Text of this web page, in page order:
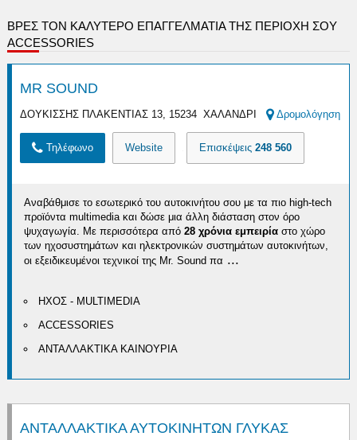
ΒΡΕΣ ΤΟΝ ΚΑΛΎΤΕΡΟ ΕΠΑΓΓΕΛΜΑΤΊΑ ΤΗΣ ΠΕΡΙΟΧΉ ΣΟΥ
ACCESSORIES
MR SOUND
ΔΟΥΚΙΣΣΗΣ ΠΛΑΚΕΝΤΙΑΣ 13, 15234 ΧΑΛΑΝΔΡΙ Δρομολόγηση
Τηλέφωνο Website Επισκέψεις248 560
Αναβάθμισε το εσωτερικό του αυτοκινήτου σου με τα πιο high-tech
προϊόντα multimedia και δώσε μια άλλη διάσταση στον όρο
ψυχαγωγία. Με περισσότερα από28 χρόνια εμπειρία στο χώρο
των ηχοσυστημάτων και ηλεκτρονικών συστημάτων αυτοκινήτων,
οι εξειδικευμένοι τεχνικοί της Mr. Sound πα ...
ΗΧΟΣ - MULTIMEDIA
ACCESSORIES
ΑΝΤΑΛΛΑΚΤΙΚΑ ΚΑΙΝΟΥΡΙΑ
ΑΝΤΑΛΛΑΚΤΙΚΑ ΑΥΤΟΚΙΝΗΤΩΝ ΓΛΥΚΑΣ